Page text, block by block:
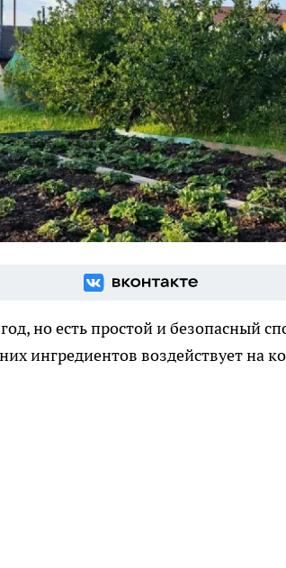
но есть простой и безопасный
ингредиентов воздействует на